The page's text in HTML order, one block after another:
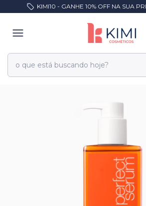
KIMI10 - GANHE 10% OFF NA SUA